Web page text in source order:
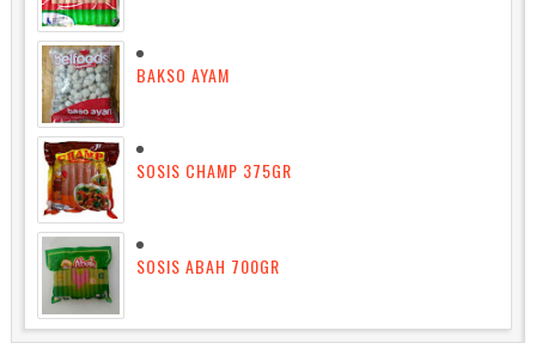
BAKSO AYAM
SOSIS CHAMP 375GR
SOSIS ABAH 700GR